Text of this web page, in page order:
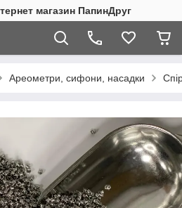
магазин ПапинДруг
Ареометри, сифони, насадки